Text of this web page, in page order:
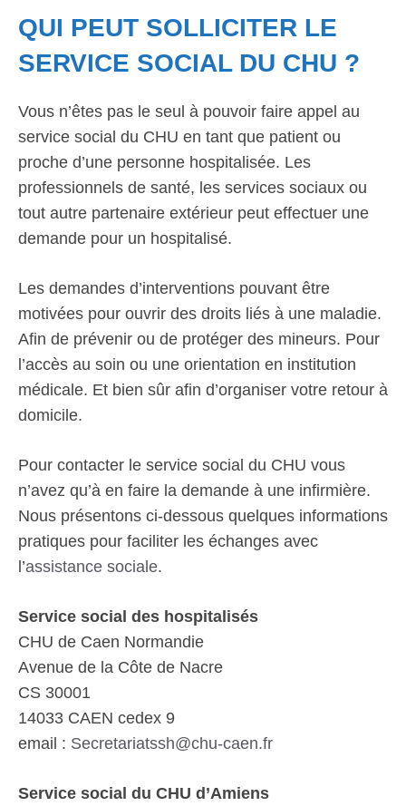
QUI PEUT SOLLICITER LE
SERVICE SOCIAL DU CHU ?
Vous n’êtes pas le seul à pouvoir faire appel au
service social du CHU en tant que patient ou
proche d’une personne hospitalisée. Les
professionnels de santé, les services sociaux ou
tout autre partenaire extérieur peut effectuer une
demande pour un hospitalisé.
Les demandes d’interventions pouvant être
motivées pour ouvrir des droits liés à une maladie.
Afin de prévenir ou de protéger des mineurs. Pour
l’accès au soin ou une orientation en institution
médicale. Et bien sûr afin d’organiser votre retour à
domicile.
Pour contacter le service social du CHU vous
n’avez qu’à en faire la demande à une infirmière.
Nous présentons ci-dessous quelques informations
pratiques pour faciliter les échanges avec
l’assistance sociale.
Service social des hospitalisés
CHU de Caen Normandie
Avenue de la Côte de Nacre
CS 30001
14033 CAEN cedex 9
email : Secretariatssh@chu-caen.fr
Service social du CHU d’Amiens